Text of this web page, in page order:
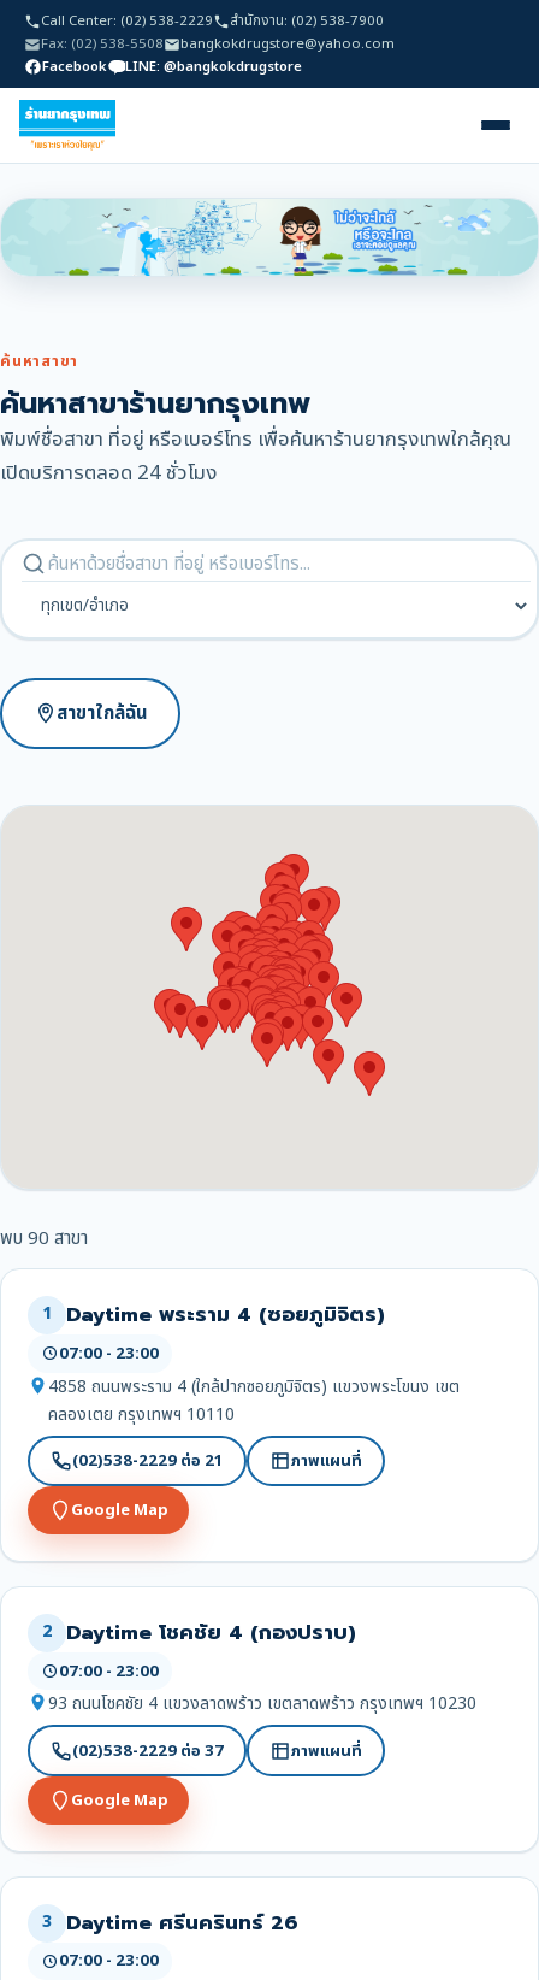
Call Center: (02) 538-2229
สำนักงาน: (02) 538-7900
Fax: (02) 538-5508
bangkokdrugstore@yahoo.com
Facebook
LINE: @bangkokdrugstore
ค้นหาสาขา
ค้นหาสาขาร้านยากรุงเทพ
พิมพ์ชื่อสาขา ที่อยู่ หรือเบอร์โทร เพื่อค้นหาร้านยากรุงเทพใกล้คุณ
เปิดบริการตลอด 24 ชั่วโมง
สาขาใกล้ฉัน
พบ 90 สาขา
1 Daytime พระราม 4 (ซอยภูมิจิตร)
07:00 - 23:00
4858 ถนนพระราม 4 (ใกล้ปากซอยภูมิจิตร) แขวงพระโขนง เขต
คลองเตย กรุงเทพฯ 10110
(02)538-2229 ต่อ 21 ภาพแผนที่
Google Map
2 Daytime โชคชัย 4 (กองปราบ)
07:00 - 23:00
93 ถนนโชคชัย 4 แขวงลาดพร้าว เขตลาดพร้าว กรุงเทพฯ 10230
(02)538-2229 ต่อ 37 ภาพแผนที่
Google Map
3 Daytime ศรีนครินทร์ 26
07:00 - 23:00